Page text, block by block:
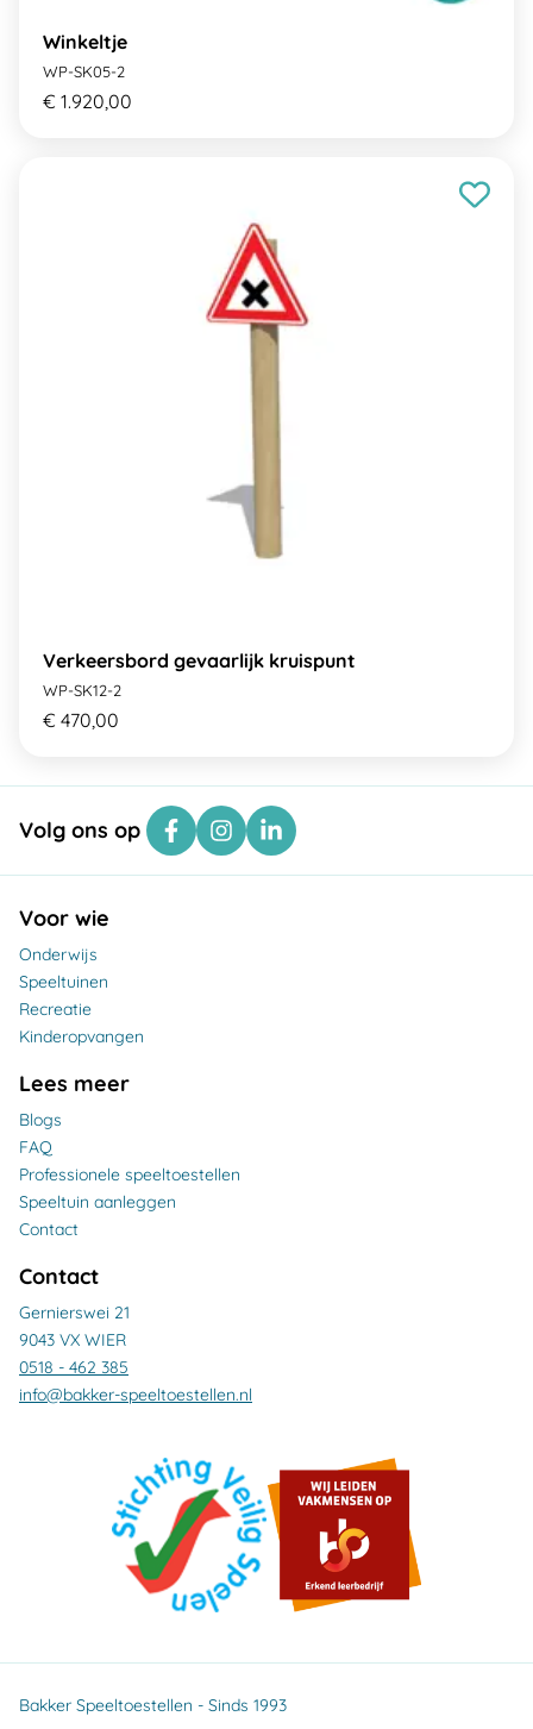
Winkeltje
WP-SK05-2
€ 1.920,00
Verkeersbord gevaarlijk kruispunt
WP-SK12-2
€ 470,00
Volg ons op
Voor wie
Onderwijs
Speeltuinen
Recreatie
Kinderopvangen
Lees meer
Blogs
FAQ
Professionele speeltoestellen
Speeltuin aanleggen
Contact
Contact
Gernierswei 21
9043 VX WIER
0518 - 462 385
info@bakker-speeltoestellen.nl
Bakker Speeltoestellen - Sinds 1993